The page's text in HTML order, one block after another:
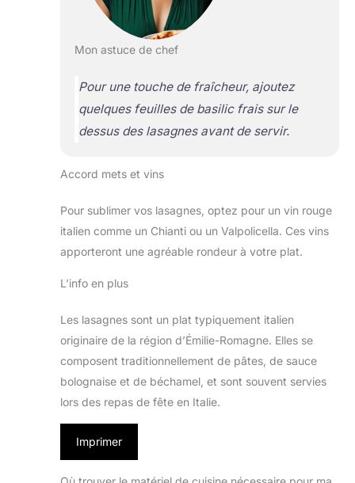
Mon astuce de chef
Pour une touche de fraîcheur, ajoutez
quelques feuilles de basilic frais sur le
dessus des lasagnes avant de servir.
Accord mets et vins
Pour sublimer vos lasagnes, optez pour un vin rouge
italien comme un Chianti ou un Valpolicella. Ces vins
apporteront une agréable rondeur à votre plat.
L’info en plus
Les lasagnes sont un plat typiquement italien
originaire de la région d’Émilie-Romagne. Elles se
composent traditionnellement de pâtes, de sauce
bolognaise et de béchamel, et sont souvent servies
lors des repas de fête en Italie.
Imprimer